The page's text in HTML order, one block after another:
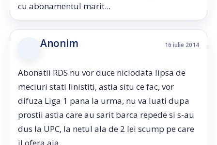
cu abonamentul marit...
Anonim 16 iulie 2014
Abonatii RDS nu vor duce niciodata lipsa de
meciuri stati linistiti, astia situ ce fac, vor
difuza Liga 1 pana la urma, nu va luati dupa
prostii astia care au sarit barca repede si s-au
dus la UPC, la netul ala de 2 lei scump pe care